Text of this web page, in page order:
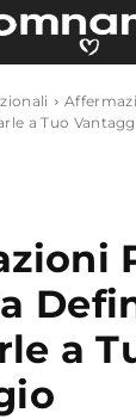
a Tuo
a